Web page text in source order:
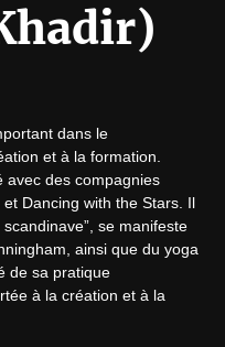
dans le
et à la formation.
avec des compagnies
Dancing with the Stars. Il
se manifeste
ainsi que du yoga
de sa pratique
à la création et à la